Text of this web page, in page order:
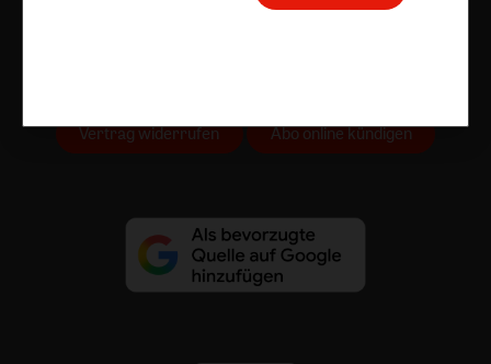
Vertrag widerrufen Abo online kündigen